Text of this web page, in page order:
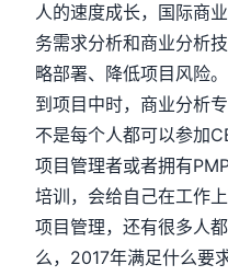
人的速度成长，国际商
务需求分析和商业分析
略部署、降低项目风险
到项目中时，商业分析
不是每个人都可以参加
项目管理者或者拥有
培训，会给自己在工作
项目管理，还有很多人
么，2017年满足什么要